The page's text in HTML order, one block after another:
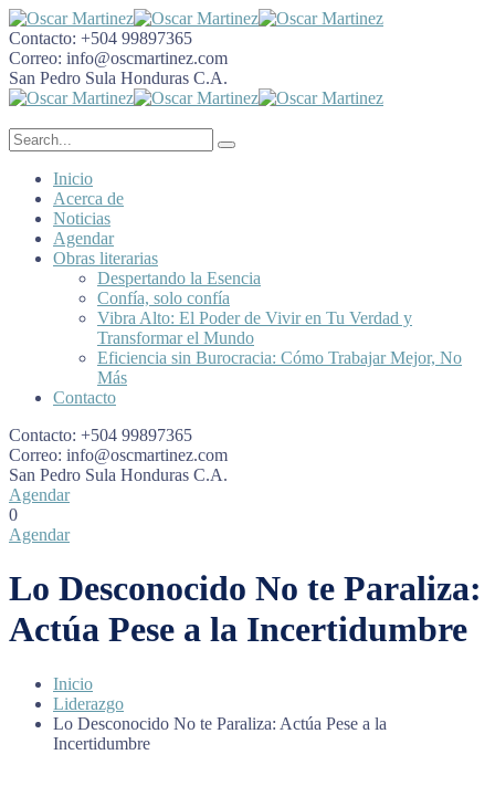
Contacto: +504 99897365
Correo: info@oscmartinez.com
San Pedro Sula Honduras C.A.
Inicio
Acerca de
Noticias
Agendar
Obras literarias
Despertando la Esencia
Confía, solo confía
Vibra Alto: El Poder de Vivir en Tu Verdad y
Transformar el Mundo
Eficiencia sin Burocracia: Cómo Trabajar Mejor, No
Más
Contacto
Contacto: +504 99897365
Correo: info@oscmartinez.com
San Pedro Sula Honduras C.A.
Agendar
0
Agendar
Lo Desconocido No te Paraliza:
Actúa Pese a la Incertidumbre
Inicio
Liderazgo
Lo Desconocido No te Paraliza: Actúa Pese a la
Incertidumbre